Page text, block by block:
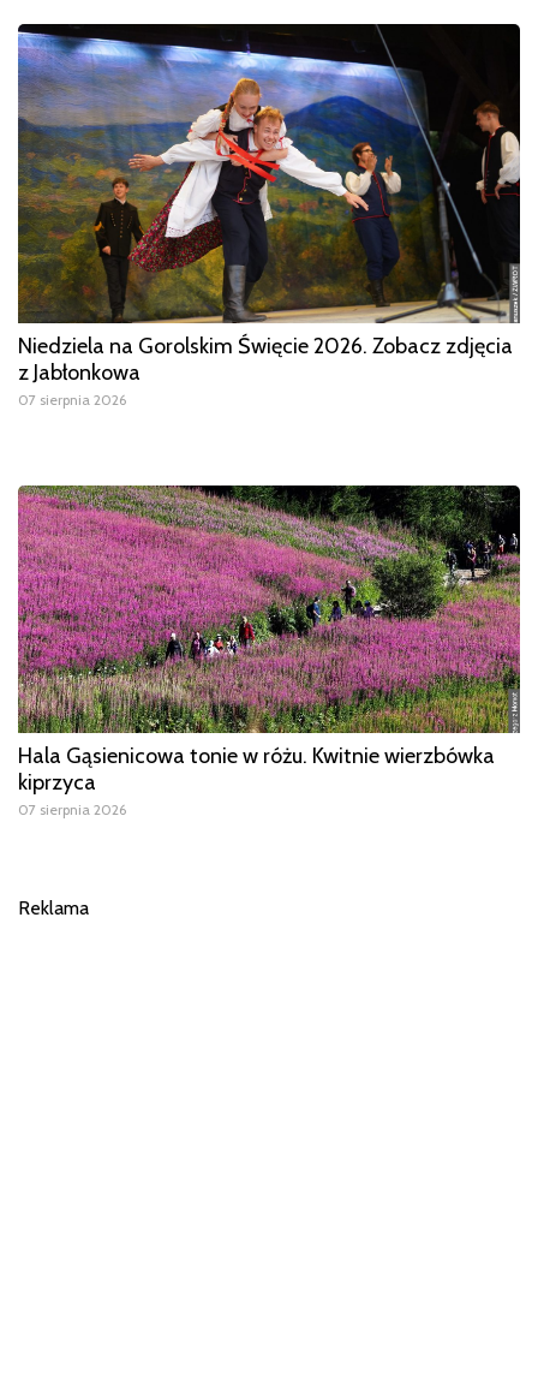
Niedziela na Gorolskim Święcie 2026. Zobacz zdjęcia
z Jabłonkowa
07 sierpnia 2026
Hala Gąsienicowa tonie w różu. Kwitnie wierzbówka
kiprzyca
07 sierpnia 2026
Reklama